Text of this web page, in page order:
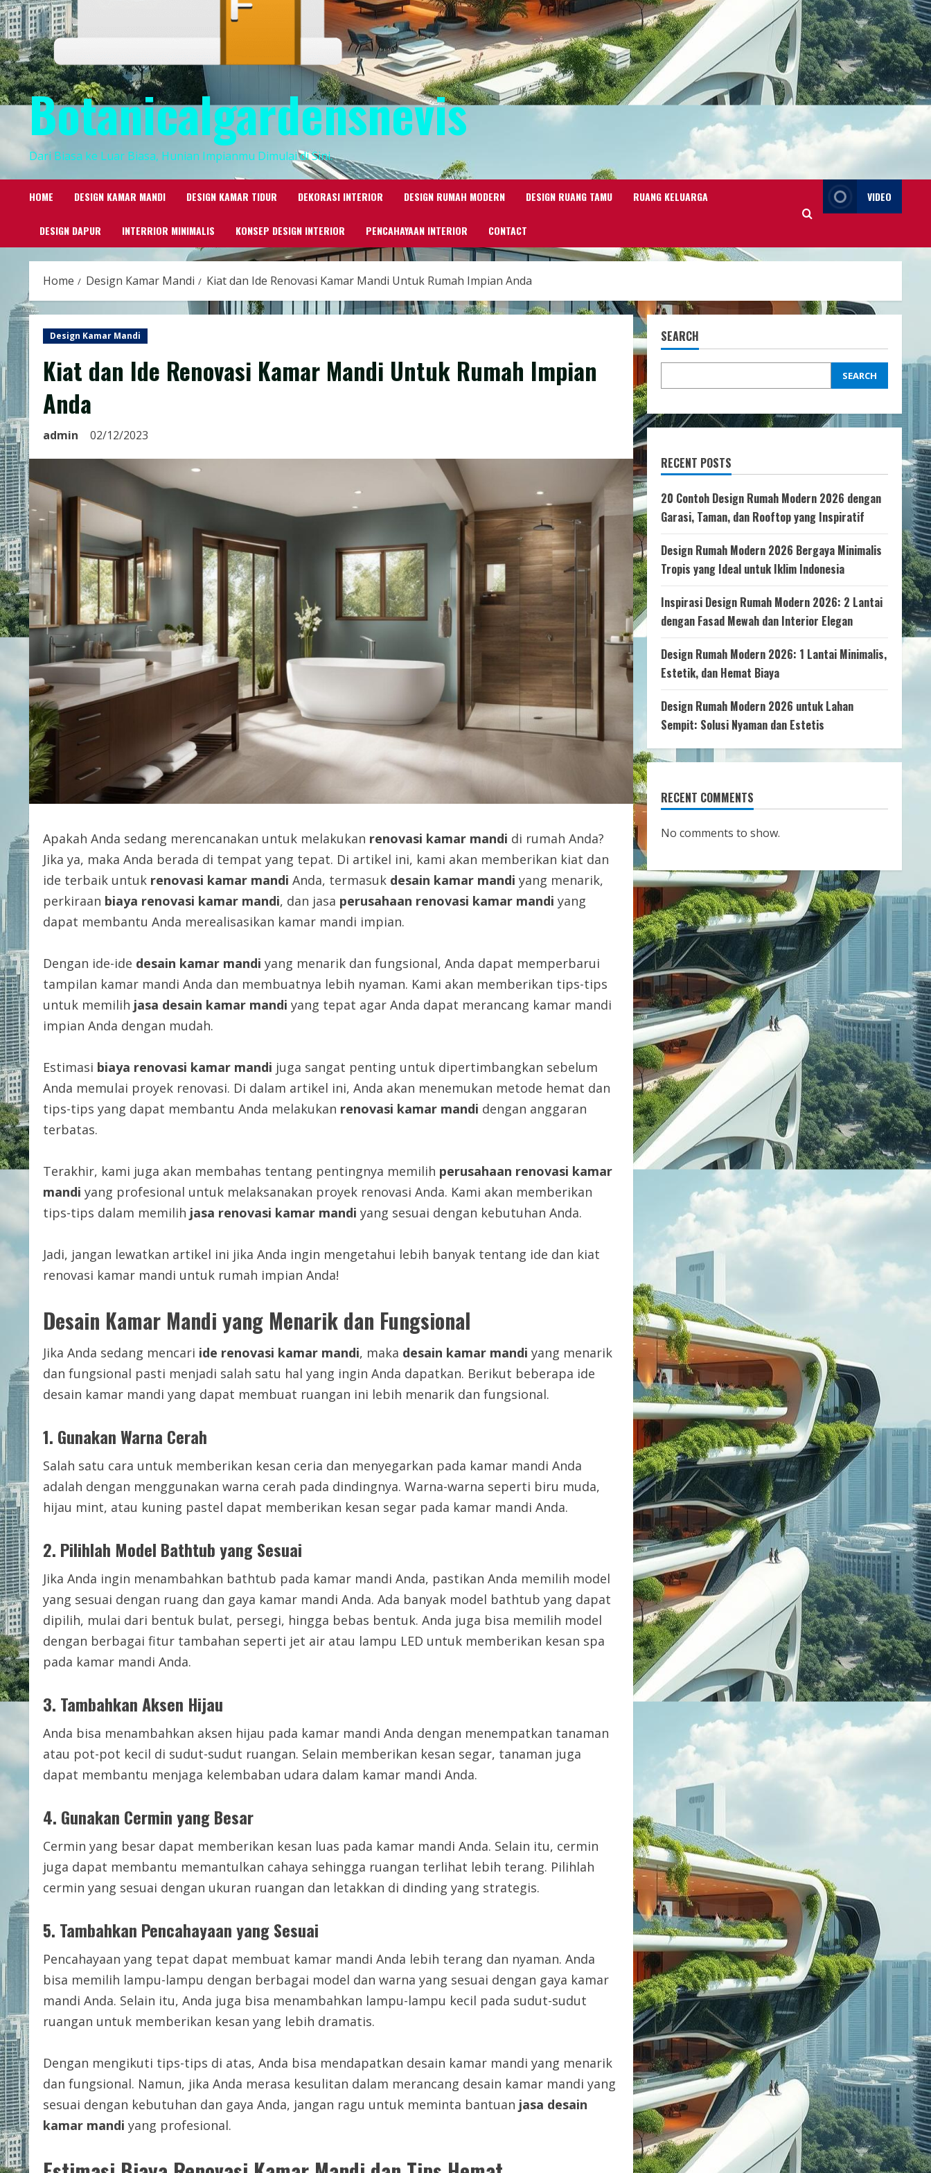
Botanicalgardensnevis
Dari Biasa ke Luar Biasa, Hunian Impianmu Dimulai di Sini.
HOME DESIGN KAMAR MANDI DESIGN KAMAR TIDUR DEKORASI INTERIOR DESIGN RUMAH MODERN DESIGN RUANG TAMU RUANG KELUARGA
DESIGN DAPUR INTERRIOR MINIMALIS KONSEP DESIGN INTERIOR PENCAHAYAAN INTERIOR CONTACT
VIDEO
Home Design Kamar Mandi Kiat dan Ide Renovasi Kamar Mandi Untuk Rumah Impian Anda
Design Kamar Mandi
Kiat dan Ide Renovasi Kamar Mandi Untuk Rumah Impian
Anda
admin 02/12/2023
Apakah Anda sedang merencanakan untuk melakukan renovasi kamar mandi di rumah Anda?
Jika ya, maka Anda berada di tempat yang tepat. Di artikel ini, kami akan memberikan kiat dan
ide terbaik untuk renovasi kamar mandi Anda, termasuk desain kamar mandi yang menarik,
perkiraan biaya renovasi kamar mandi, dan jasa perusahaan renovasi kamar mandi yang
dapat membantu Anda merealisasikan kamar mandi impian.
Dengan ide-ide desain kamar mandi yang menarik dan fungsional, Anda dapat memperbarui
tampilan kamar mandi Anda dan membuatnya lebih nyaman. Kami akan memberikan tips-tips
untuk memilih jasa desain kamar mandi yang tepat agar Anda dapat merancang kamar mandi
impian Anda dengan mudah.
Estimasi biaya renovasi kamar mandi juga sangat penting untuk dipertimbangkan sebelum
Anda memulai proyek renovasi. Di dalam artikel ini, Anda akan menemukan metode hemat dan
tips-tips yang dapat membantu Anda melakukan renovasi kamar mandi dengan anggaran
terbatas.
Terakhir, kami juga akan membahas tentang pentingnya memilih perusahaan renovasi kamar
mandi yang profesional untuk melaksanakan proyek renovasi Anda. Kami akan memberikan
tips-tips dalam memilih jasa renovasi kamar mandi yang sesuai dengan kebutuhan Anda.
Jadi, jangan lewatkan artikel ini jika Anda ingin mengetahui lebih banyak tentang ide dan kiat
renovasi kamar mandi untuk rumah impian Anda!
Desain Kamar Mandi yang Menarik dan Fungsional
Jika Anda sedang mencari ide renovasi kamar mandi, maka desain kamar mandi yang menarik
dan fungsional pasti menjadi salah satu hal yang ingin Anda dapatkan. Berikut beberapa ide
desain kamar mandi yang dapat membuat ruangan ini lebih menarik dan fungsional.
1. Gunakan Warna Cerah
Salah satu cara untuk memberikan kesan ceria dan menyegarkan pada kamar mandi Anda
adalah dengan menggunakan warna cerah pada dindingnya. Warna-warna seperti biru muda,
hijau mint, atau kuning pastel dapat memberikan kesan segar pada kamar mandi Anda.
2. Pilihlah Model Bathtub yang Sesuai
Jika Anda ingin menambahkan bathtub pada kamar mandi Anda, pastikan Anda memilih model
yang sesuai dengan ruang dan gaya kamar mandi Anda. Ada banyak model bathtub yang dapat
dipilih, mulai dari bentuk bulat, persegi, hingga bebas bentuk. Anda juga bisa memilih model
dengan berbagai fitur tambahan seperti jet air atau lampu LED untuk memberikan kesan spa
pada kamar mandi Anda.
3. Tambahkan Aksen Hijau
Anda bisa menambahkan aksen hijau pada kamar mandi Anda dengan menempatkan tanaman
atau pot-pot kecil di sudut-sudut ruangan. Selain memberikan kesan segar, tanaman juga
dapat membantu menjaga kelembaban udara dalam kamar mandi Anda.
4. Gunakan Cermin yang Besar
Cermin yang besar dapat memberikan kesan luas pada kamar mandi Anda. Selain itu, cermin
juga dapat membantu memantulkan cahaya sehingga ruangan terlihat lebih terang. Pilihlah
cermin yang sesuai dengan ukuran ruangan dan letakkan di dinding yang strategis.
5. Tambahkan Pencahayaan yang Sesuai
Pencahayaan yang tepat dapat membuat kamar mandi Anda lebih terang dan nyaman. Anda
bisa memilih lampu-lampu dengan berbagai model dan warna yang sesuai dengan gaya kamar
mandi Anda. Selain itu, Anda juga bisa menambahkan lampu-lampu kecil pada sudut-sudut
ruangan untuk memberikan kesan yang lebih dramatis.
Dengan mengikuti tips-tips di atas, Anda bisa mendapatkan desain kamar mandi yang menarik
dan fungsional. Namun, jika Anda merasa kesulitan dalam merancang desain kamar mandi yang
sesuai dengan kebutuhan dan gaya Anda, jangan ragu untuk meminta bantuan jasa desain
kamar mandi yang profesional.
SEARCH
SEARCH
RECENT POSTS
20 Contoh Design Rumah Modern 2026 dengan
Garasi, Taman, dan Rooftop yang Inspiratif
Design Rumah Modern 2026 Bergaya Minimalis
Tropis yang Ideal untuk Iklim Indonesia
Inspirasi Design Rumah Modern 2026: 2 Lantai
dengan Fasad Mewah dan Interior Elegan
Design Rumah Modern 2026: 1 Lantai Minimalis,
Estetik, dan Hemat Biaya
Design Rumah Modern 2026 untuk Lahan
Sempit: Solusi Nyaman dan Estetis
RECENT COMMENTS
No comments to show.